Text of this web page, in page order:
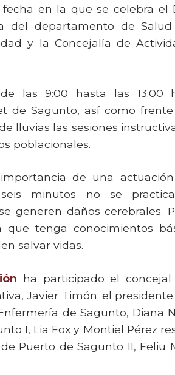
fecha en la que se celebra
del departamento de
y la Concejalía de
las 9:00 hasta las 13:00
de Sagunto, así como
lluvias las sesiones
poblacionales.
de una
minutos no se
generen daños cerebrales.
tenga conocimientos
salvar vidas.
ha participado el
Javier Timón; el
de Sagunto, Diana
I, Lia Fox y Montiel Pérez
Puerto de Sagunto II, Feliu